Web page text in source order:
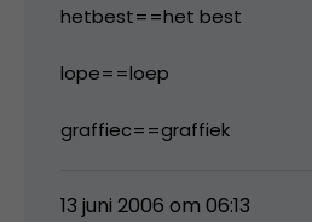
hetbest==het best
lope==loep
graffiec==graffiek
13 juni 2006 om 06:13